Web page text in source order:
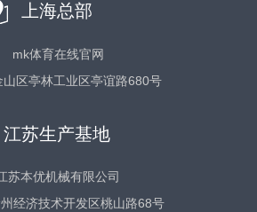
上海总部
mk体育在线官网
山区亭林工业区亭谊路680号
江苏生产基地
苏本优机械有限公司
经济技术开发区桃山路68号